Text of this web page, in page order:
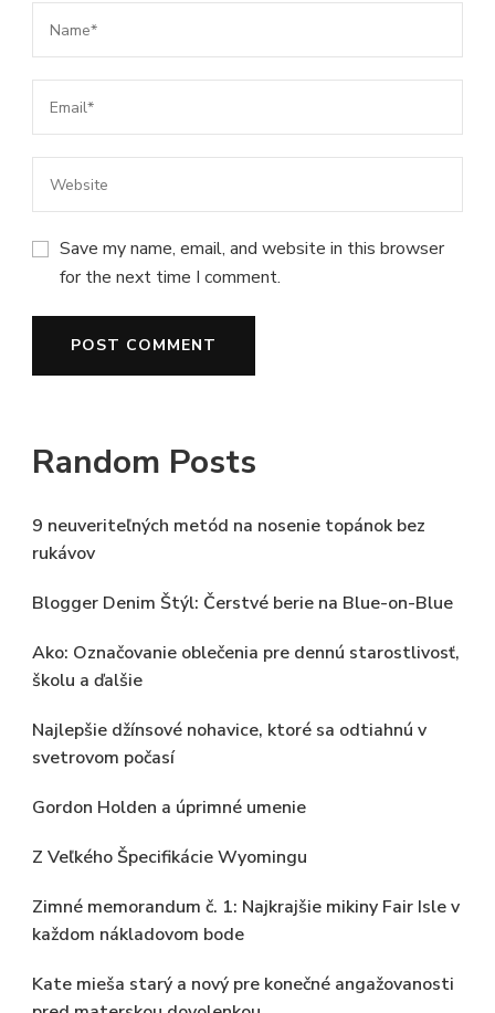
Save my name, email, and website in this browser
for the next time I comment.
Random Posts
9 neuveriteľných metód na nosenie topánok bez
rukávov
Blogger Denim Štýl: Čerstvé berie na Blue-on-Blue
Ako: Označovanie oblečenia pre dennú starostlivosť,
školu a ďalšie
Najlepšie džínsové nohavice, ktoré sa odtiahnú v
svetrovom počasí
Gordon Holden a úprimné umenie
Z Veľkého Špecifikácie Wyomingu
Zimné memorandum č. 1: Najkrajšie mikiny Fair Isle v
každom nákladovom bode
Kate mieša starý a nový pre konečné angažovanosti